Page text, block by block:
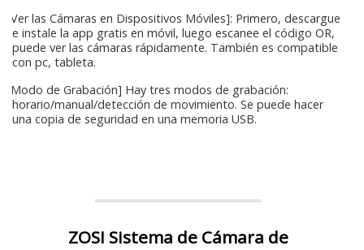
[Ver las Cámaras en Dispositivos Móviles]: Primero, descargue
e instale la app gratis en móvil, luego escanee el código OR,
puede ver las cámaras rápidamente. También es compatible
con pc, tableta.
[Modo de Grabación] Hay tres modos de grabación:
horario/manual/detección de movimiento. Se puede hacer
una copia de seguridad en una memoria USB.
ZOSI Sistema de Cámara de